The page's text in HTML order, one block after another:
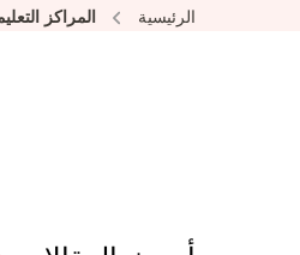
الرئيسية المراكز